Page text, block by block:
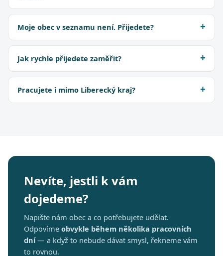
Moje obec v seznamu není. Přijedete?
Jak rychle přijedete zaměřit?
Pracujete i mimo Liberecký kraj?
Nevíte, jestli k vám
dojedeme?
Napište nám obec a co potřebujete udělat.
Odpovíme obvykle během několika pracovních
dní— a když to nebude dávat smysl, řekneme vám
to rovnou.